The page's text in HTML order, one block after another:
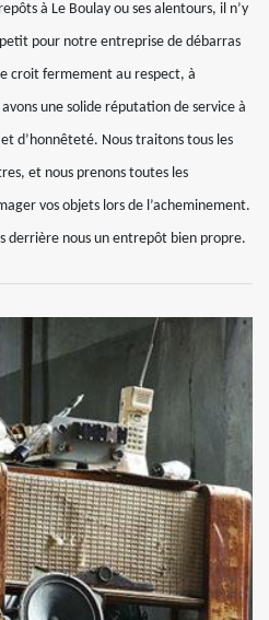
à Le Boulay ou ses alentours, il n’y
pour notre entreprise de débarras
croit fermement au respect, à
une solide réputation de service à
d’honnêteté. Nous traitons tous les
et nous prenons toutes les
vos objets lors de l’acheminement.
derrière nous un entrepôt bien propre.